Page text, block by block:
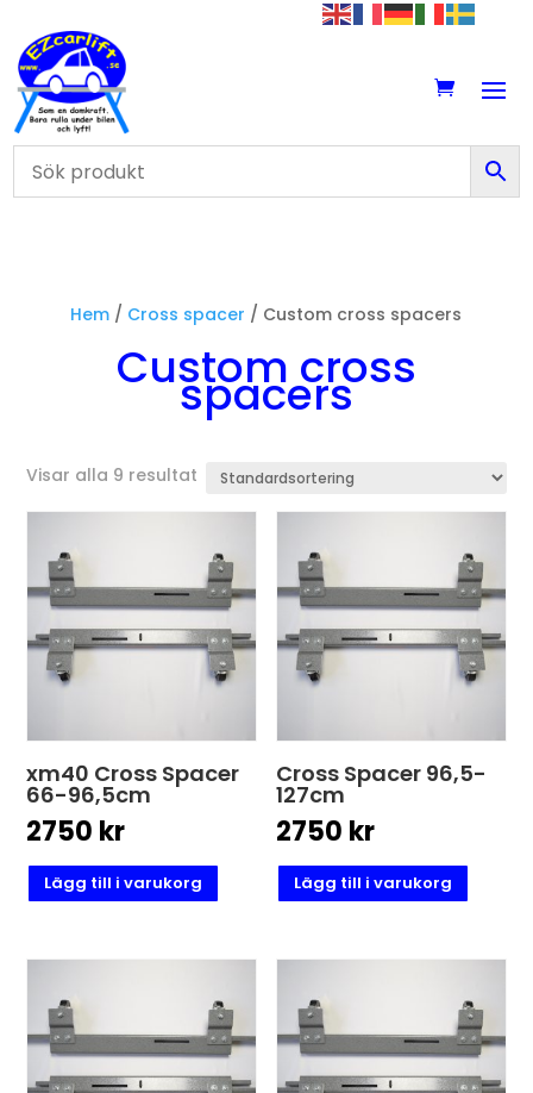
Hem / Cross spacer / Custom cross spacers
Custom cross
spacers
Visar alla 9 resultat
xm40 Cross Spacer
66-96,5cm
2750 kr
Lägg till i varukorg
Cross Spacer 96,5-
127cm
2750 kr
Lägg till i varukorg